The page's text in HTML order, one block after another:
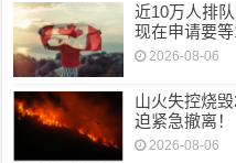
近10万人排
现在申请要等
2026-08-06
山火失控烧
迫紧急撤离！
2026-08-06